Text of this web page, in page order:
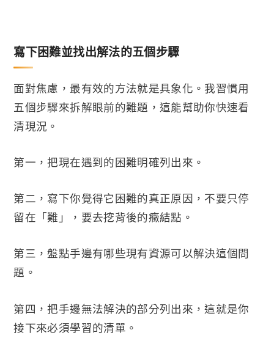
寫下困難並找出解法的五個步驟
面對焦慮，最有效的方法就是具象化。我習慣用
五個步驟來拆解眼前的難題，這能幫助你快速看
清現況。
第一，把現在遇到的困難明確列出來。
第二，寫下你覺得它困難的真正原因，不要只停
留在「難」，要去挖背後的癥結點。
第三，盤點手邊有哪些現有資源可以解決這個問
題。
第四，把手邊無法解決的部分列出來，這就是你
接下來必須學習的清單。